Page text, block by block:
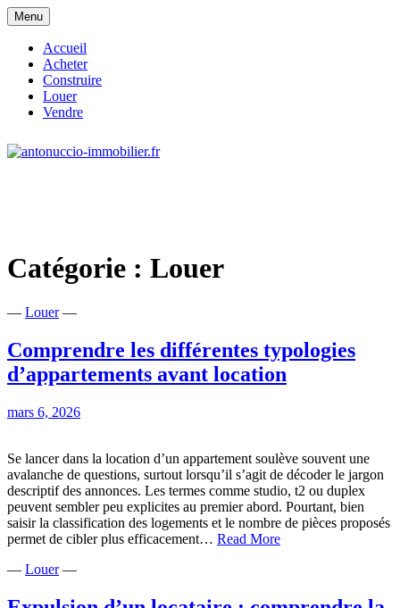
Skip
to
content
Menu
Accueil
Acheter
Construire
Louer
Vendre
Catégorie : Louer
— Louer—
Comprendre les différentes typologies
d’appartements avant location
mars 6, 2026
Se lancer dans la location d’un appartement soulève souvent une
avalanche de questions, surtout lorsqu’il s’agit de décoder le jargon
descriptif des annonces. Les termes comme studio, t2 ou duplex
peuvent sembler peu explicites au premier abord. Pourtant, bien
saisir la classification des logements et le nombre de pièces proposés
permet de cibler plus efficacement… Read MoreComprendre
d’appartements
— Louer—